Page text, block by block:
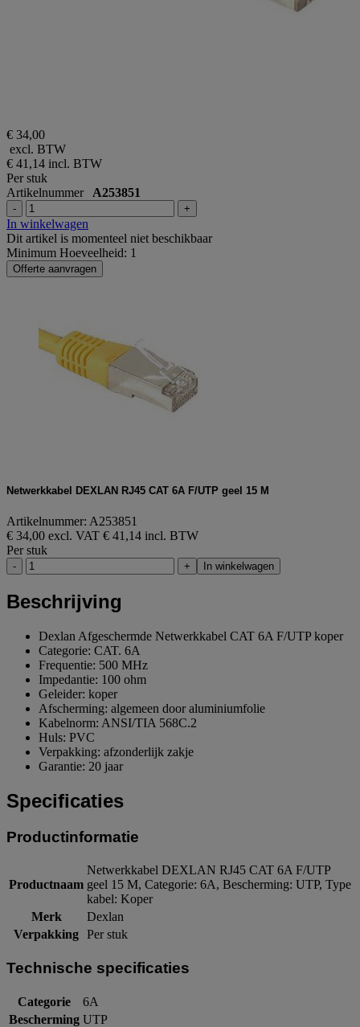
€ 34,00
excl. BTW
€ 41,14 incl. BTW
Per stuk
Artikelnummer A253851
- +
In winkelwagen
Dit artikel is momenteel niet beschikbaar
Minimum Hoeveelheid: 1
Offerte aanvragen
Netwerkkabel DEXLAN RJ45 CAT 6A F/UTP geel 15 M
Artikelnummer: A253851
€ 34,00 excl. VAT € 41,14 incl. BTW
Per stuk
- + In winkelwagen
Beschrijving
Dexlan Afgeschermde Netwerkkabel CAT 6A F/UTP koper
Categorie: CAT. 6A
Frequentie: 500 MHz
Impedantie: 100 ohm
Geleider: koper
Afscherming: algemeen door aluminiumfolie
Kabelnorm: ANSI/TIA 568C.2
Huls: PVC
Verpakking: afzonderlijk zakje
Garantie: 20 jaar
Specificaties
Productinformatie
Productnaam
Netwerkkabel DEXLAN RJ45 CAT 6A F/UTP
geel 15 M, Categorie: 6A, Bescherming: UTP, Type
kabel: Koper
Merk
Dexlan
Verpakking Per stuk
Technische specificaties
Categorie
6A
Bescherming UTP